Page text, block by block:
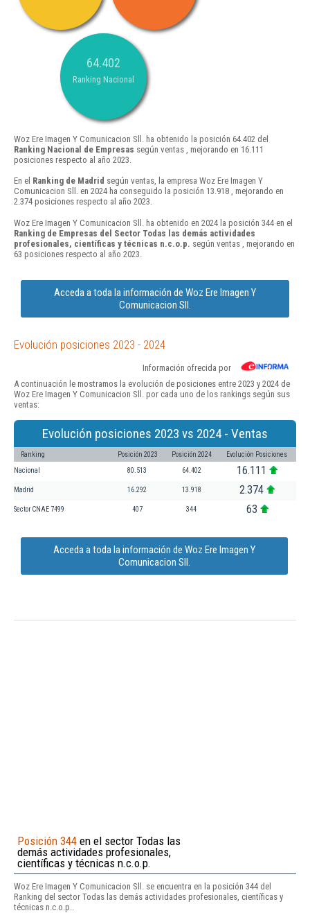
64.402
Ranking Nacional
Woz Ere Imagen Y Comunicacion Sll. ha obtenido la posición 64.402 del
Ranking Nacional de Empresas según ventas , mejorando en 16.111
posiciones respecto al año 2023.
En el Ranking de Madrid según ventas, la empresa Woz Ere Imagen Y
Comunicacion Sll. en 2024 ha conseguido la posición 13.918 , mejorando en
2.374 posiciones respecto al año 2023.
Woz Ere Imagen Y Comunicacion Sll. ha obtenido en 2024 la posición 344 en el
Ranking de Empresas del Sector Todas las demás actividades
profesionales, científicas y técnicas n.c.o.p. según ventas , mejorando en
63 posiciones respecto al año 2023.
Acceda a toda la información de Woz Ere Imagen Y
Comunicacion Sll.
Evolución posiciones 2023 - 2024
Información ofrecida por
A continuación le mostramos la evolución de posiciones entre 2023 y 2024 de
Woz Ere Imagen Y Comunicacion Sll. por cada uno de los rankings según sus
ventas:
Evolución posiciones 2023 vs 2024 - Ventas
Ranking Posición 2023 Posición 2024 Evolución Posiciones
Nacional 80.513 64.402 16.111
Madrid 16.292 13.918 2.374
Sector CNAE 7499 407 344 63
Acceda a toda la información de Woz Ere Imagen Y
Comunicacion Sll.
Posición 344 en el sector Todas las
demás actividades profesionales,
científicas y técnicas n.c.o.p.
Woz Ere Imagen Y Comunicacion Sll. se encuentra en la posición 344 del
Ranking del sector Todas las demás actividades profesionales, científicas y
técnicas n.c.o.p..